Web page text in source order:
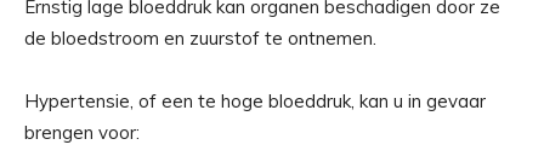
Ernstig lage bloeddruk kan organen beschadigen door ze
de bloedstroom en zuurstof te ontnemen.
Hypertensie, of een te hoge bloeddruk, kan u in gevaar
brengen voor: